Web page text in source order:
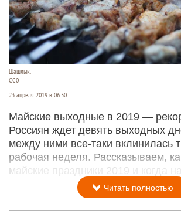
Шашлык.
СС0
23 апреля 2019 в 06:30
Майские выходные в 2019 —
Россиян ждет девять выходных
между ними все-таки вклинилась
рабочая неделя. Рассказываем,
майские праздники 2019 и когда на
Читать полностью